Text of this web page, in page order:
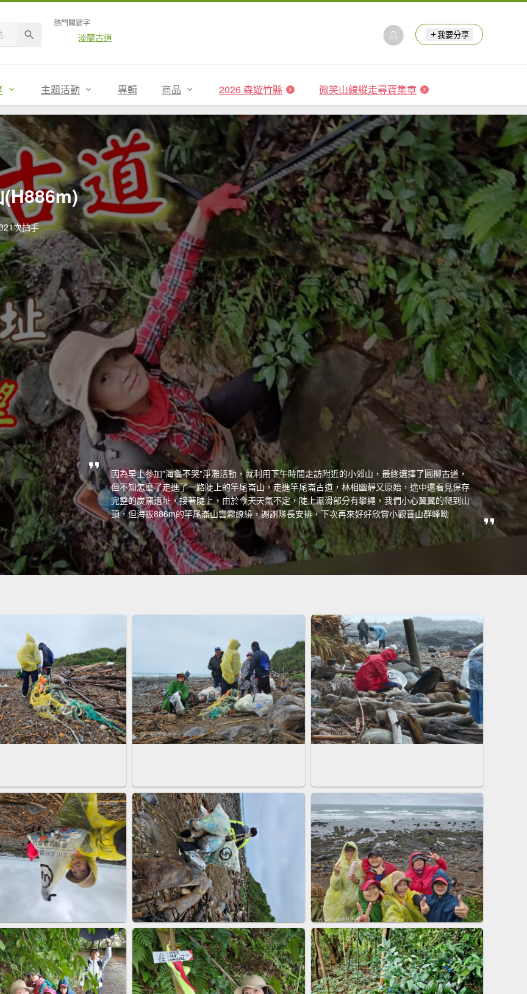
熱門關鍵字
淡蘭古道 我要分享
主題活動 專輯 商品 2026 森遊竹縣 微笑山線縱走尋寶集章
次拍手
因為早上參加"海龜不哭"淨灘活動，就利用下午時間走訪附近的小郊山，最終選擇了圓柳古道，
但不知怎麼了走進了一路陡上的竿尾崙山，走進竿尾崙古道，林相幽靜又原始，途中還看見保存
完整的炭窯遺址，接著陡上，由於今天天氣不定，陡上濕滑部分有攀繩，我們小心翼翼的爬到山
頂，但海拔886m的竿尾崙山雲霧繚繞，謝謝隊長安排，下次再來好好欣賞小觀音山群峰呦